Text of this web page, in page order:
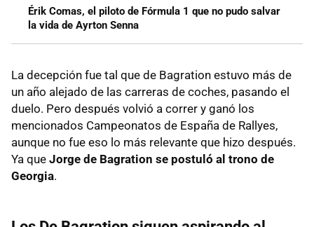
Érik Comas, el piloto de Fórmula 1 que no pudo salvar
la vida de Ayrton Senna
La decepción fue tal que de Bagration estuvo más de
un año alejado de las carreras de coches, pasando el
duelo. Pero después volvió a correr y ganó los
mencionados Campeonatos de España de Rallyes,
aunque no fue eso lo más relevante que hizo después.
Ya que Jorge de Bagration se postuló al trono de
Georgia.